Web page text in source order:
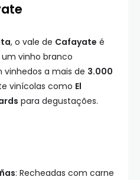
, o vale de Cafayate é
um vinho branco
a mais de 3.000
vinícolas como El
para degustações.
: Recheadas com carne